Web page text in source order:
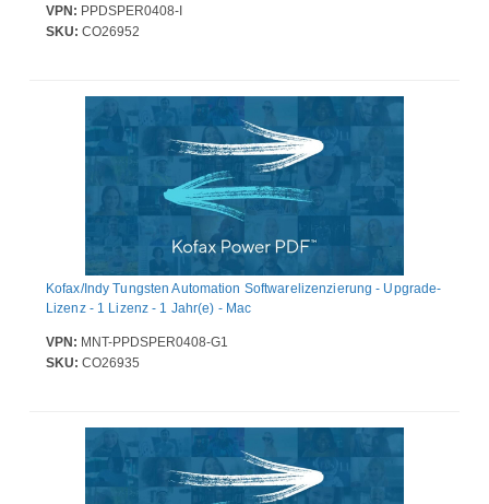
VPN: PPDSPER0408-I
SKU: CO26952
Kofax/Indy Tungsten Automation Softwarelizenzierung - Upgrade-
Lizenz - 1 Lizenz - 1 Jahr(e) - Mac
VPN: MNT-PPDSPER0408-G1
SKU: CO26935